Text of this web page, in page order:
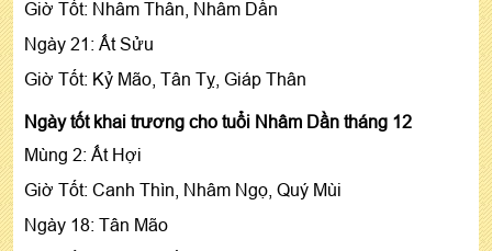
Giờ Tốt: Nhâm Thân, Nhâm Dần
Ngày 21: Ất Sửu
Giờ Tốt: Kỷ Mão, Tân Tỵ, Giáp Thân
Ngày tốt khai trương cho tuổi Nhâm Dần tháng 12
Mùng 2: Ất Hợi
Giờ Tốt: Canh Thìn, Nhâm Ngọ, Quý Mùi
Ngày 18: Tân Mão